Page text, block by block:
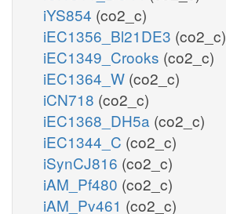
iYS854 (co2_c)
iEC1356_Bl21DE3 (co2_c)
iEC1349_Crooks (co2_c)
iEC1364_W (co2_c)
iCN718 (co2_c)
iEC1368_DH5a (co2_c)
iEC1344_C (co2_c)
iSynCJ816 (co2_c)
iAM_Pf480 (co2_c)
iAM_Pv461 (co2_c)